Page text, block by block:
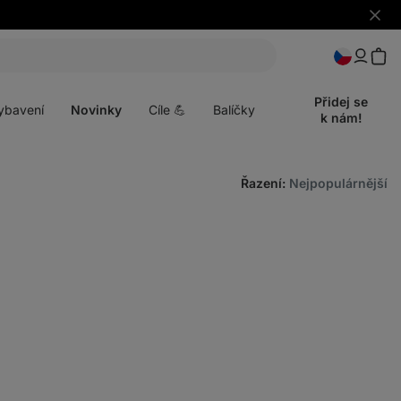
Skrýt
Novinky Cíle 💪 Balíčky
Přidej se
k nám!
Řazení: Nejpopulárnější